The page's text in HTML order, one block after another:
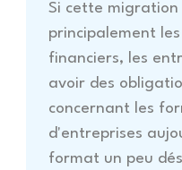
Si cette migration
principalement
financiers, les
avoir des
concernant les
d'entreprises
format un peu